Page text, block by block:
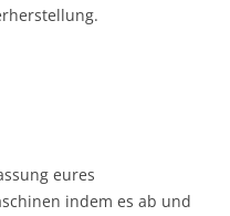
eures
indem es ab und